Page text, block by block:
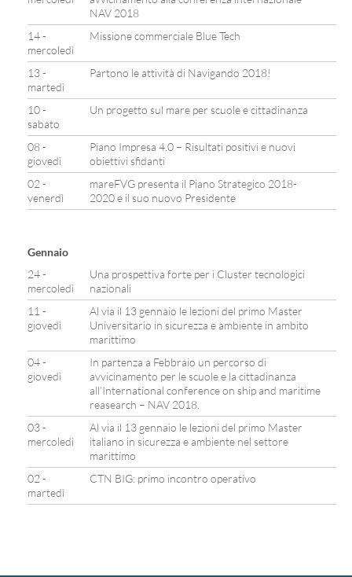
NAV 2018
14 -
mercoledì
Missione commerciale Blue Tech
13 -
martedì
Partono le attività di Navigando 2018!
10 -
sabato
Un progetto sul mare per scuole e cittadinanza
08 -
giovedì
Piano Impresa 4.0 – Risultati positivi e nuovi
obiettivi sfidanti
02 -
venerdì
mareFVG presenta il Piano Strategico 2018-
2020 e il suo nuovo Presidente
Gennaio
24 -
mercoledì
Una prospettiva forte per i Cluster tecnologici
nazionali
11 -
giovedì
Al via il 13 gennaio le lezioni del primo Master
Universitario in sicurezza e ambiente in ambito
marittimo
04 -
giovedì
In partenza a Febbraio un percorso di
avvicinamento per le scuole e la cittadinanza
all’International conference on ship and maritime
reasearch – NAV 2018.
03 -
mercoledì
Al via il 13 gennaio le lezioni del primo Master
italiano in sicurezza e ambiente nel settore
marittimo
02 -
martedì
CTN BIG: primo incontro operativo